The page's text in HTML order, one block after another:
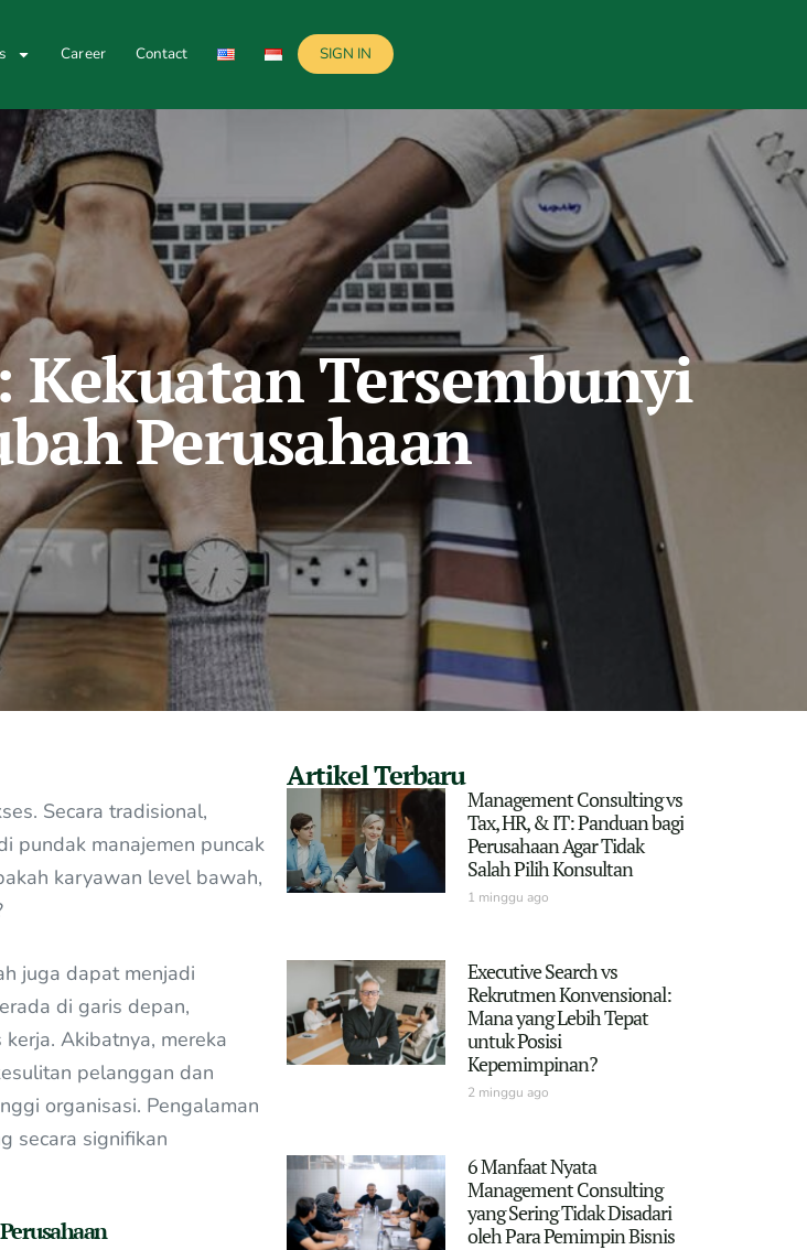
Career Contact SIGN IN
Kekuatan Tersembunyi
Perusahaan
Secara tradisional,
pundak manajemen puncak
karyawan level bawah,
juga dapat menjadi
di garis depan,
Akibatnya, mereka
pelanggan dan
organisasi. Pengalaman
secara signifikan
Artikel Terbaru
Management Consulting vs
Tax, HR, & IT: Panduan bagi
Perusahaan Agar Tidak
Salah Pilih Konsultan
1 minggu ago
Executive Search vs
Rekrutmen Konvensional:
Mana yang Lebih Tepat
untuk Posisi
Kepemimpinan?
2 minggu ago
6 Manfaat Nyata
Management Consulting
yang Sering Tidak Disadari
oleh Para Pemimpin Bisnis